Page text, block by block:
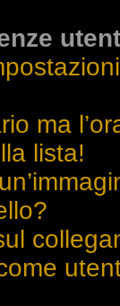
ma
lista!